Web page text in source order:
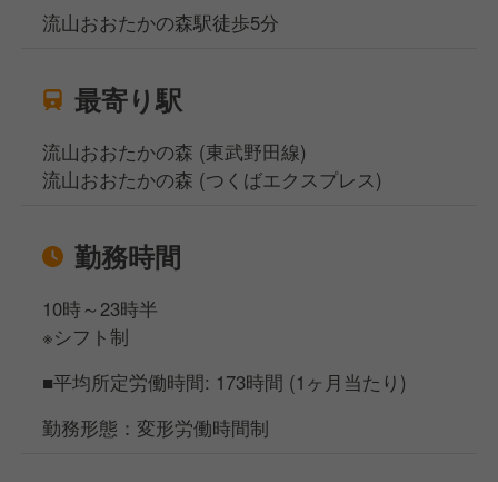
流山おおたかの森駅徒歩5分
最寄り駅
流山おおたかの森 (東武野田線)
流山おおたかの森 (つくばエクスプレス)
勤務時間
10時～23時半
※シフト制
■平均所定労働時間: 173時間 (1ヶ月当たり)
勤務形態：変形労働時間制